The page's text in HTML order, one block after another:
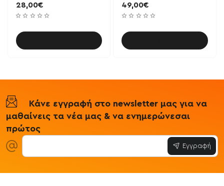
28,00€ 49,00€
Κάνε εγγραφή στο newsletter μας για να
μαθαίνεις τα νέα μας & να ενημερώνεσαι
πρώτος
Εγγραφή